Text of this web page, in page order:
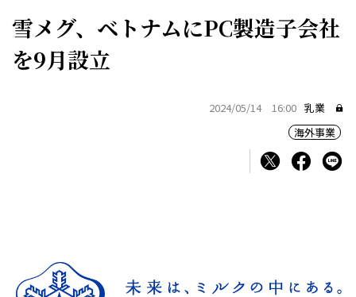
雪メグ、ベトナムにPC製造子会社
を9月設立
2024/05/14 16:00 乳業
海外事業